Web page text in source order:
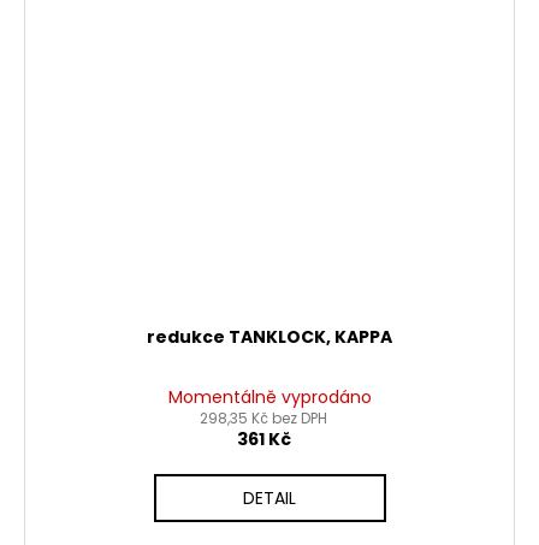
redukce TANKLOCK, KAPPA
Momentálně vyprodáno
298,35 Kč bez DPH
361 Kč
DETAIL